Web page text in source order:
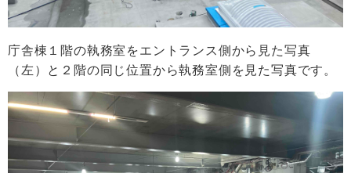
庁舎棟１階の執務室をエントランス側から見た写真
（左）と２階の同じ位置から執務室側を見た写真です。